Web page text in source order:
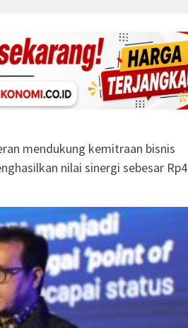
mendukung kemitraan bisnis
nilai sinergi sebesar Rp4